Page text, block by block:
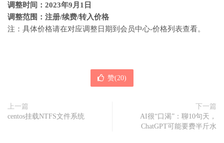
调整时间：2023年9月1日
调整范围：注册/续费/转入价格
注：具体价格请在对应调整日期到会员中心-价格列表查看。
赞(20)
上一篇
centos挂载NTFS文件系统
下一篇
AI很“口渴”：聊10句天，
ChatGPT可能要费半斤水